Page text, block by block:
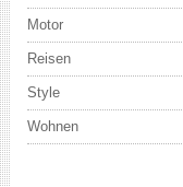
Motor
Reisen
Style
Wohnen